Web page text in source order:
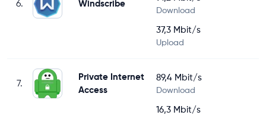
6. Windscribe
Download
37,3 Mbit/s
Upload
7.
Private Internet
Access
89,4 Mbit/s
Download
16,3 Mbit/s